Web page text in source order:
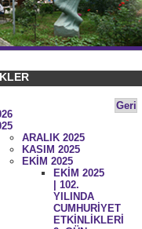
Geri
ARALIK 2025
KASIM 2025
EKİM 2025
EKİM 2025
| 102.
YILINDA
CUMHURİYET
ETKİNLİKLERİ